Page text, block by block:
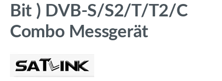
Bit ) DVB-S/S2/T/T2/C
Combo Messgerät